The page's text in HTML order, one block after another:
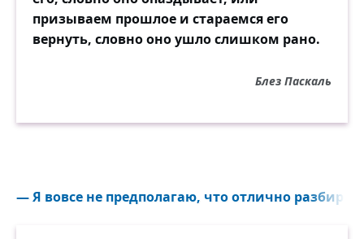
призываем прошлое и стараемся его
вернуть, словно оно ушло слишком рано.
Блез Паскаль
— Я вовсе не предполагаю, что отлично